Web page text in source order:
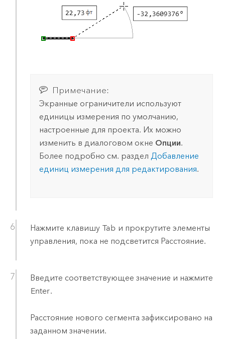
Примечание:
Экранные ограничители используют
единицы измерения по умолчанию,
настроенные для проекта. Их можно
изменить в диалоговом окне Опции.
Более подробно см. раздел Добавление
единиц измерения для редактирования.
Нажмите клавишу Tab и прокрутите элементы
управления, пока не подсветится Расстояние.
Введите соответствующее значение и нажмите
Enter.
Расстояние нового сегмента зафиксировано на
заданном значении.